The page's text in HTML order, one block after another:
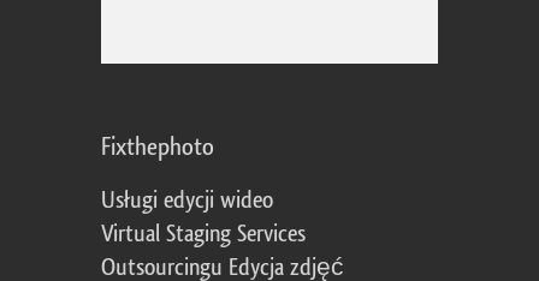
Fixthephoto
Usługi edycji wideo
Virtual Staging Services
Outsourcingu Edycja zdjęć